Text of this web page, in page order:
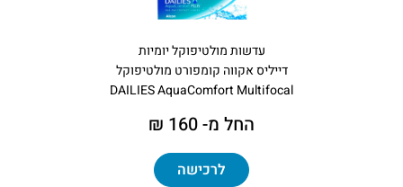
עדשות מולטיפוקל יומיות
דייליס אקווה קומפורט מולטיפוקל
DAILIES AquaComfort Multifocal
החל מ- 160 ₪
לרכישה